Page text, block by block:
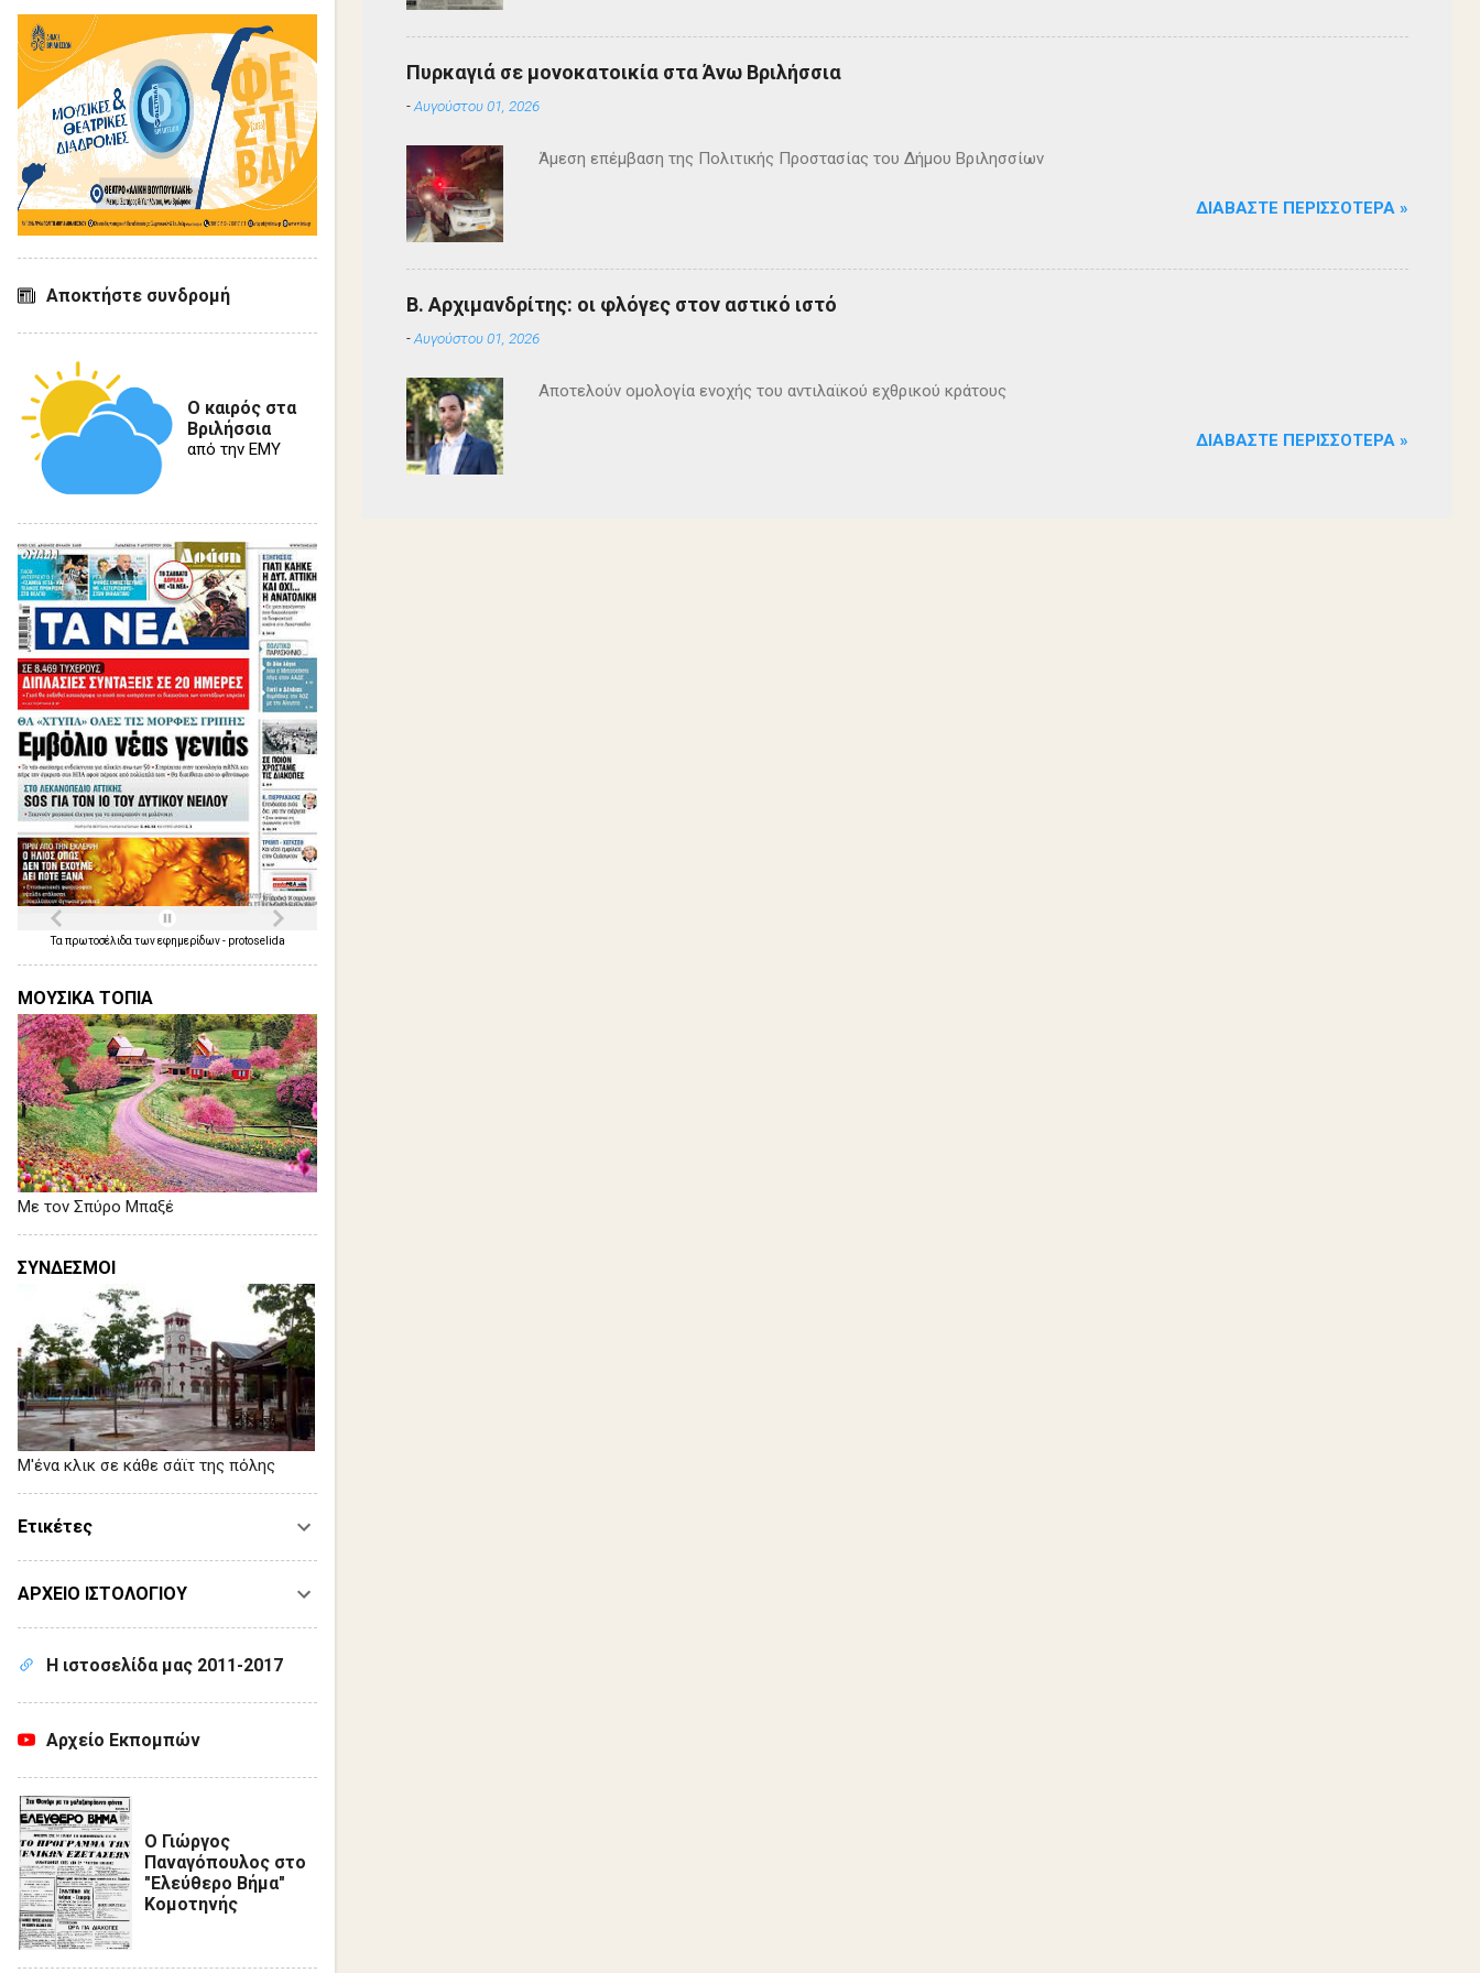
Πυρκαγιά σε μονοκατοικία στα Άνω Βριλήσσια
-Αυγούστου 01, 2026
Άμεση επέμβαση της Πολιτικής Προστασίας του Δήμου Βριλησσίων
ΔΙΑΒΆΣΤΕ ΠΕΡΙΣΣΌΤΕΡΑ »
Β. Αρχιμανδρίτης: οι φλόγες στον αστικό ιστό
-Αυγούστου 01, 2026
Αποτελούν ομολογία ενοχής του αντιλαϊκού εχθρικού κράτους
ΔΙΑΒΆΣΤΕ ΠΕΡΙΣΣΌΤΕΡΑ »
Αποκτήστε συνδρομή
Ο καιρός στα
Βριλήσσια
από την ΕΜΥ
Τα πρωτοσέλιδα τωνεφημερίδων- protoselida
ΜΟΥΣΙΚΑ ΤΟΠΙΑ
Με τον Σπύρο Μπαξέ
ΣΥΝΔΕΣΜΟΙ
Μ'ένα κλικ σε κάθε σάϊτ της πόλης
Ετικέτες
ΑΡΧΕΙΟ ΙΣΤΟΛΟΓΙΟΥ
Η ιστοσελίδα μας 2011-2017
Αρχείο Εκπομπών
Ο Γιώργος
Παναγόπουλος στο
"Ελεύθερο Βήμα"
Κομοτηνής